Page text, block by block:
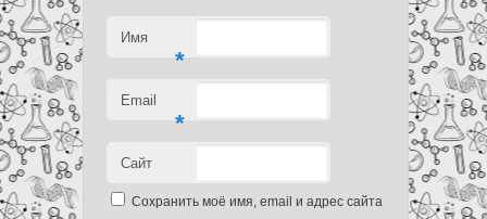
Имя
*
Email
*
Сайт
Сохранить моё имя, email и адрес сайта